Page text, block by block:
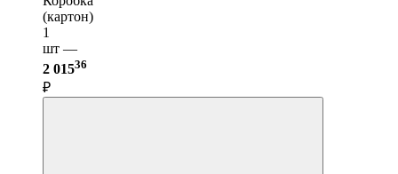
(картон)
1
шт —
2 01536
₽